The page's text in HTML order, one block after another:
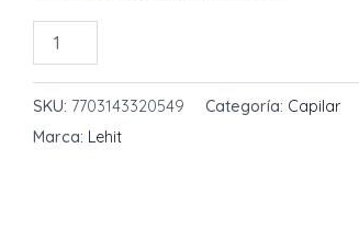
Tratamiento
Capilar
18
En
SKU: 7703143320549 Categoría: Capilar
Marca: Lehit